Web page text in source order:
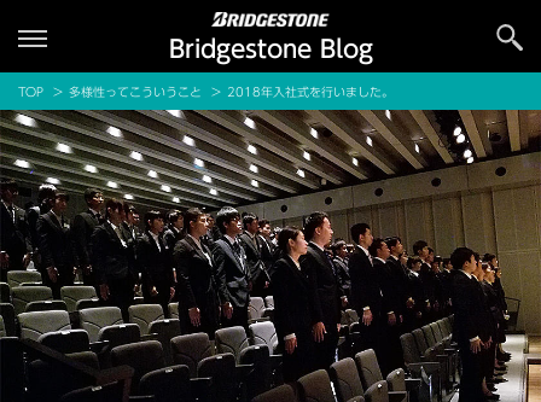
Bridgestone Blog
TOP 多様性ってこういうこと 2018年入社式を行いました。